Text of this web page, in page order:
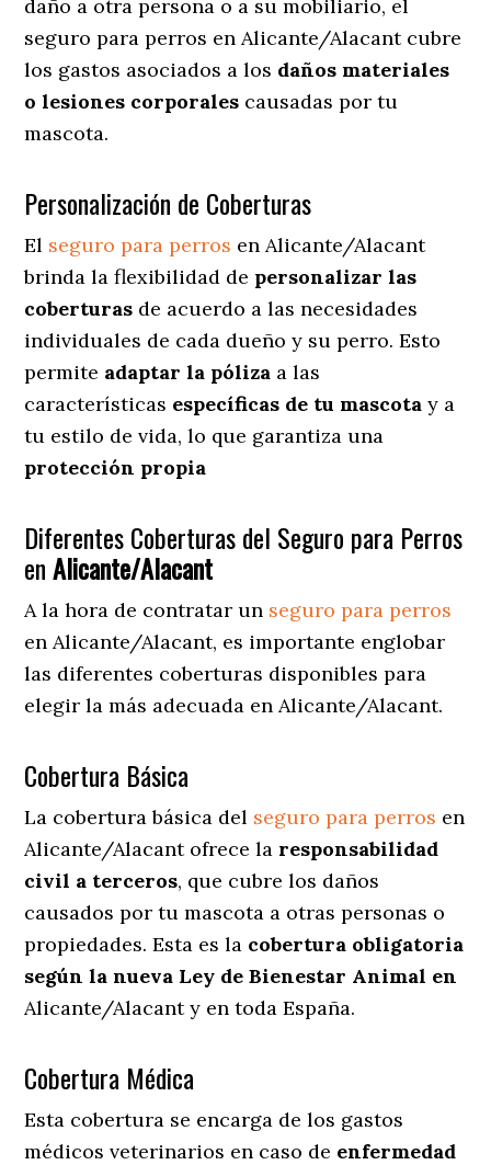
daño a otra persona o a su mobiliario, el
seguro para perros en Alicante/Alacant cubre
los gastos asociados a los daños materiales
o lesiones corporales causadas por tu
mascota.
Personalización de Coberturas
El seguro para perros en Alicante/Alacant
brinda la flexibilidad de personalizar las
coberturas de acuerdo a las necesidades
individuales de cada dueño y su perro. Esto
permite adaptar la póliza a las
características específicas de tu mascota y a
tu estilo de vida, lo que garantiza una
protección propia
Diferentes Coberturas del Seguro para Perros
en Alicante/Alacant
A la hora de contratar un seguro para perros
en Alicante/Alacant, es importante englobar
las diferentes coberturas disponibles para
elegir la más adecuada en Alicante/Alacant.
Cobertura Básica
La cobertura básica del seguro para perros en
Alicante/Alacant ofrece la responsabilidad
civil a terceros, que cubre los daños
causados por tu mascota a otras personas o
propiedades. Esta es la cobertura obligatoria
según la nueva Ley de Bienestar Animal en
Alicante/Alacant y en toda España.
Cobertura Médica
Esta cobertura se encarga de los gastos
médicos veterinarios en caso de enfermedad